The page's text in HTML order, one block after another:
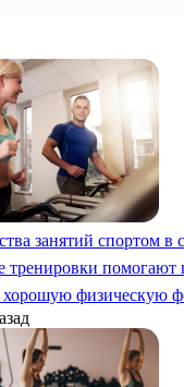
занятий спортом в
тренировки помогают
хорошую физическую